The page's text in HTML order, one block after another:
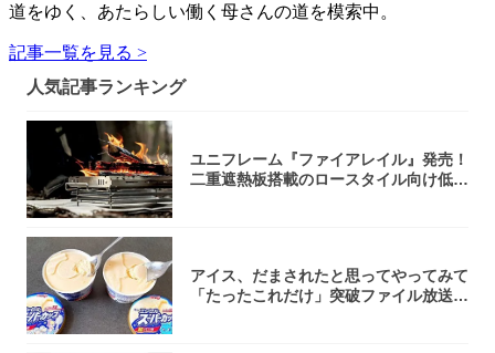
道をゆく、あたらしい働く母さんの道を模索中。
記事一覧を見る >
人気記事ランキング
ユニフレーム『ファイアレイル』発売！
二重遮熱板搭載のロースタイル向け低型
アイス、だまされたと思ってやってみて
「たったこれだけ」突破ファイル放送で